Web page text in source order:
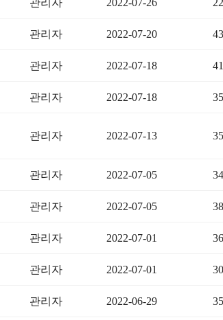
관리자 2022-07-26 22
관리자 2022-07-20 43
관리자 2022-07-18 41
관리자 2022-07-18 35
관리자 2022-07-13 35
관리자 2022-07-05 34
관리자 2022-07-05 38
관리자 2022-07-01 36
관리자 2022-07-01 30
관리자 2022-06-29 35